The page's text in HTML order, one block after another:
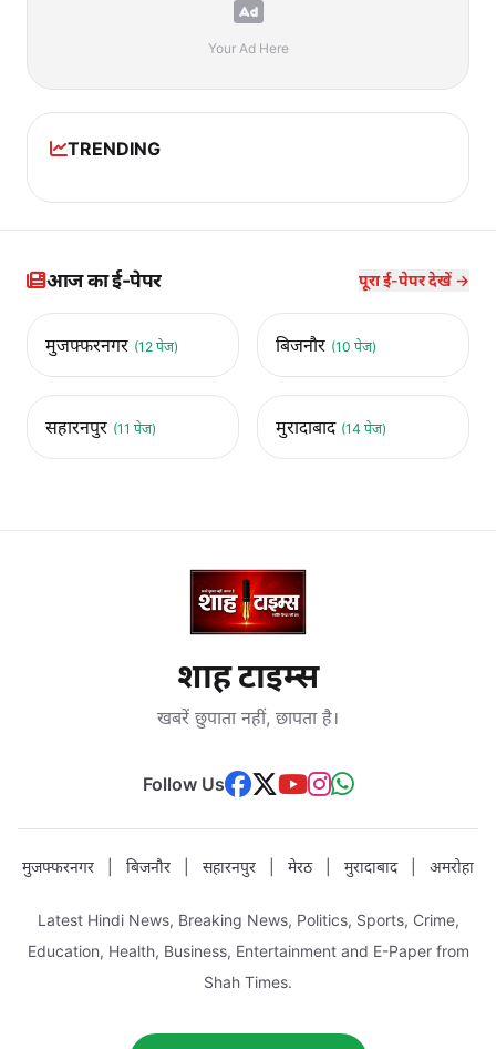
Your Ad Here
TRENDING
आज का ई-पेपर पूरा ई-पेपर देखें →
मुजफ्फरनगर (12 पेज) बिजनौर (10 पेज)
सहारनपुर (11 पेज) मुरादाबाद (14 पेज)
शाह टाइम्स
खबरें छुपाता नहीं, छापता है।
Follow Us
मुजफ्फरनगर बिजनौर सहारनपुर मेरठ मुरादाबाद अमरोहा
Latest Hindi News, Breaking News, Politics, Sports, Crime,
Education, Health, Business, Entertainment and E-Paper from
Shah Times.